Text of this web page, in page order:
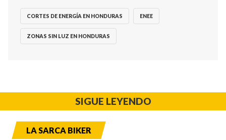
CORTES DE ENERGÍA EN HONDURAS ENEE
ZONAS SIN LUZ EN HONDURAS
SIGUE LEYENDO
LA SARCA BIKER